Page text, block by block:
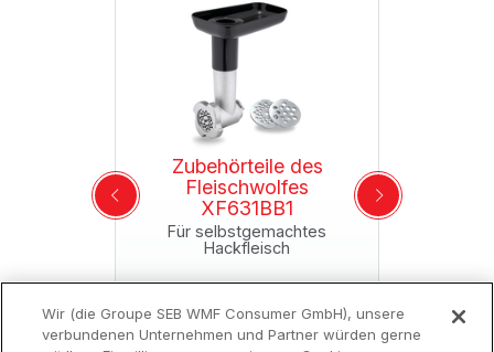
Ausführliche Informationen finden Sie im Abschnitt
auf dieser Website.
Zubehörteile des
Fleischwolfes
XF631BB1
Für selbstgemachtes
Hackfleisch
49,99 €
inkl. MwSt
Produkt derzeit nicht verfügbar,
Wir (die Groupe SEB WMF Consumer GmbH), unsere
verbundenen Unternehmen und Partner würden gerne